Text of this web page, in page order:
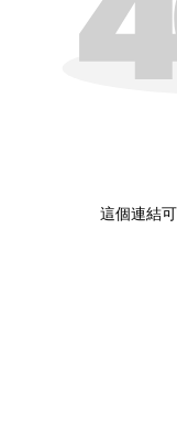
這個連結